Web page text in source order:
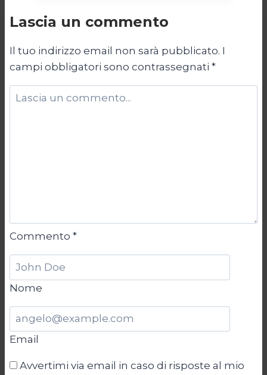
DI
Lascia un commento
Il tuo indirizzo email non sarà pubblicato. I
campi obbligatori sono contrassegnati *
Commento *
Nome
Email
Avvertimi via email in caso di risposte al mio